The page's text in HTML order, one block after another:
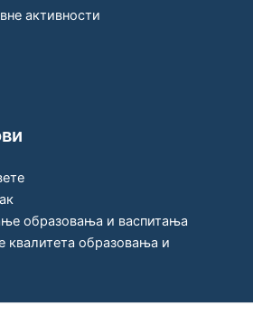
активности
образовања и васпитања
квалитета образовања и